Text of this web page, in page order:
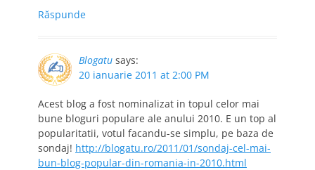
Răspunde
Blogatu says:
20 ianuarie 2011 at 2:00 PM
Acest blog a fost nominalizat in topul celor mai
bune bloguri populare ale anului 2010. E un top al
popularitatii, votul facandu-se simplu, pe baza de
sondaj! http://blogatu.ro/2011/01/sondaj-cel-mai-
bun-blog-popular-din-romania-in-2010.html